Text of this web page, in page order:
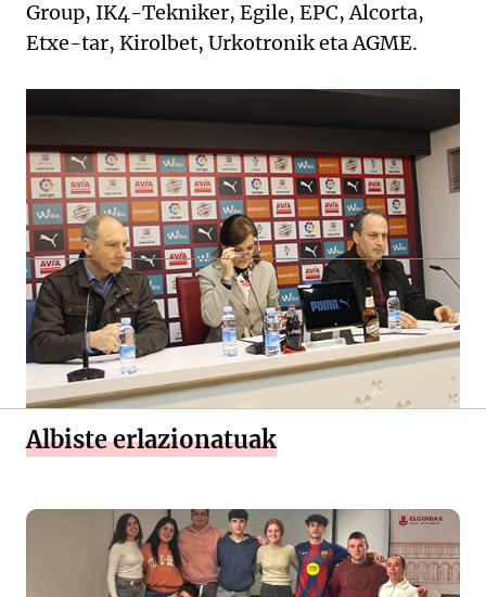
Group, IK4-Tekniker, Egile, EPC, Alcorta,
Etxe-tar, Kirolbet, Urkotronik eta AGME.
Albiste erlazionatuak